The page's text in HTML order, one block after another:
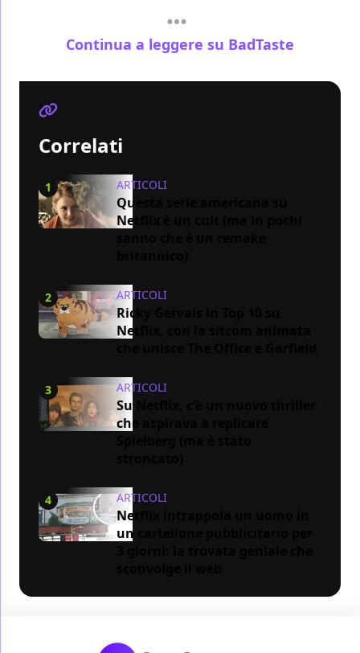
Continua a leggere su BadTaste
Correlati
1 ARTICOLI
Questa serie americana su
Netflix è un cult (ma in pochi
2 ARTICOLI
Ricky Gervais in Top 10 su
Netflix, con la sitcom animata
3 ARTICOLI
Su Netflix, c'è un nuovo thriller
che aspirava a replicare
4 ARTICOLI
Netflix intrappola un uomo in
un cartellone pubblicitario per